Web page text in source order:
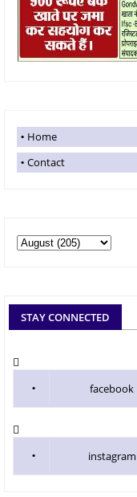
Home
Contact
STAY CONNECTED
facebook
instagram